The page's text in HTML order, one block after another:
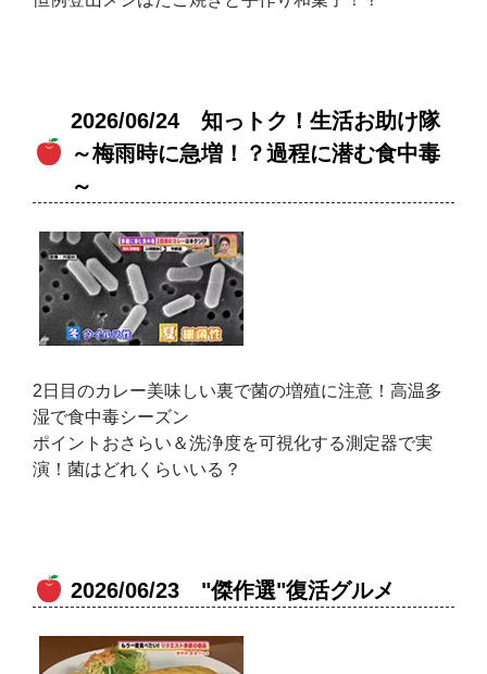
2026/06/24 知っトク！生活お助け隊
～梅雨時に急増！？過程に潜む食中毒
～
2日目のカレー美味しい裏で菌の増殖に注意！高温多
湿で食中毒シーズン
ポイントおさらい＆洗浄度を可視化する測定器で実
演！菌はどれくらいいる？
2026/06/23 "傑作選"復活グルメ